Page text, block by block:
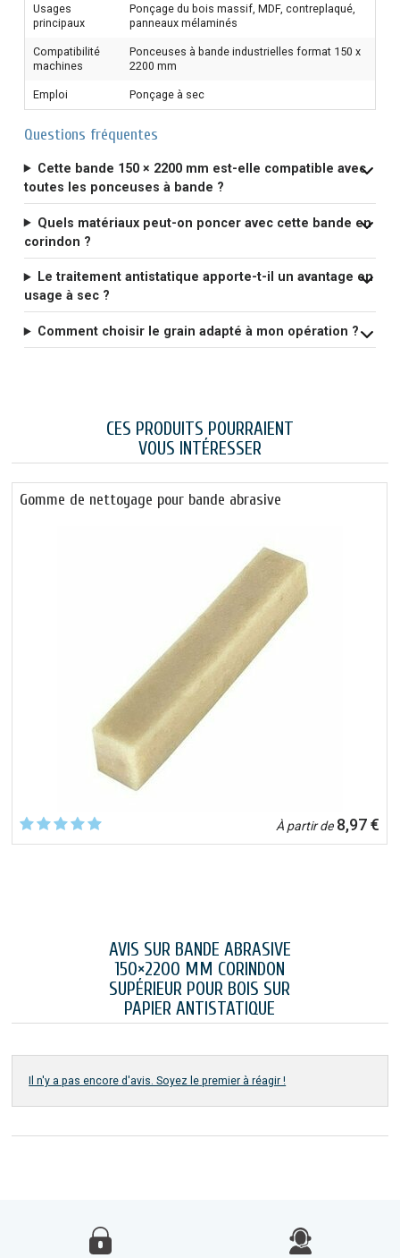
Usages
principaux
Ponçage du bois massif, MDF, contreplaqué,
panneaux mélaminés
Compatibilité
machines
Ponceuses à bande industrielles format 150 x
2200 mm
Emploi Ponçage à sec
Questions fréquentes
Cette bande 150 × 2200 mm est-elle compatible avec
toutes les ponceuses à bande ?
Quels matériaux peut-on poncer avec cette bande en
corindon ?
Le traitement antistatique apporte-t-il un avantage en
usage à sec ?
Comment choisir le grain adapté à mon opération ?
CES PRODUITS POURRAIENT
VOUS INTÉRESSER
Gomme de nettoyage pour bande abrasive
À partir de8,97 €
AVIS SUR BANDE ABRASIVE
150×2200 MM CORINDON
SUPÉRIEUR POUR BOIS SUR
PAPIER ANTISTATIQUE
Il n'y a pas encore d'avis. Soyez le premier à réagir !